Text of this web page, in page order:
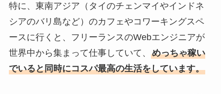
特に、東南アジア（タイのチェンマイやインドネ
シアのバリ島など）のカフェやコワーキングスペ
ースに行くと、フリーランスのWebエンジニアが
世界中から集まって仕事していて、 めっちゃ稼い
でいると同時にコスパ最高の生活をしています。